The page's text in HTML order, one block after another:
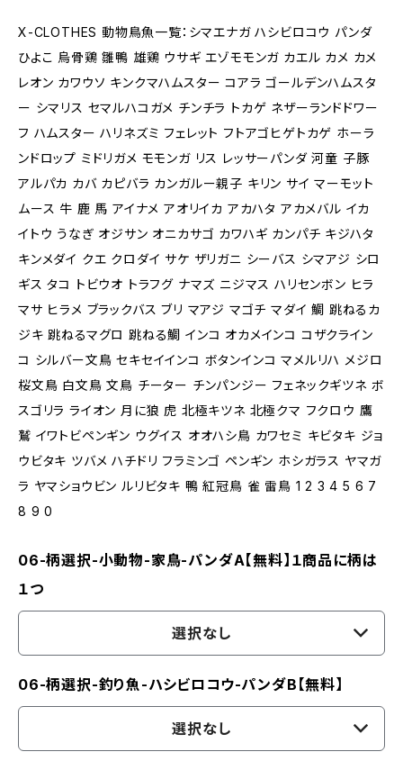
X-CLOTHES 動物鳥魚一覧：シマエナガ ハシビロコウ パンダ
ひよこ 烏骨鶏 雛鴨 雄鶏 ウサギ エゾモモンガ カエル カメ カメ
レオン カワウソ キンクマハムスター コアラ ゴールデンハムスタ
ー シマリス セマルハコガメ チンチラ トカゲ ネザーランドドワー
フ ハムスター ハリネズミ フェレット フトアゴヒゲトカゲ ホーラ
ンドロップ ミドリガメ モモンガ リス レッサーパンダ 河童 子豚
アルパカ カバ カピバラ カンガルー親子 キリン サイ マーモット
ムース 牛 鹿 馬 アイナメ アオリイカ アカハタ アカメバル イカ
イトウ うなぎ オジサン オニカサゴ カワハギ カンパチ キジハタ
キンメダイ クエ クロダイ サケ ザリガニ シーバス シマアジ シロ
ギス タコ トビウオ トラフグ ナマズ ニジマス ハリセンボン ヒラ
マサ ヒラメ ブラックバス ブリ マアジ マゴチ マダイ 鯛 跳ねるカ
ジキ 跳ねるマグロ 跳ねる鯛 インコ オカメインコ コザクライン
コ シルバー文鳥 セキセイインコ ボタンインコ マメルリハ メジロ
桜文鳥 白文鳥 文鳥 チーター チンパンジー フェネックギツネ ボ
スゴリラ ライオン 月に狼 虎 北極キツネ 北極クマ フクロウ 鷹
鷲 イワトビペンギン ウグイス オオハシ鳥 カワセミ キビタキ ジョ
ウビタキ ツバメ ハチドリ フラミンゴ ペンギン ホシガラス ヤマガ
ラ ヤマショウビン ルリビタキ 鴨 紅冠鳥 雀 雷鳥 1 2 3 4 5 6 7
8 9 0
06-柄選択-小動物-家鳥-パンダA【無料】１商品に柄は
１つ
選択なし
06-柄選択-釣り魚-ハシビロコウ-パンダB【無料】
選択なし